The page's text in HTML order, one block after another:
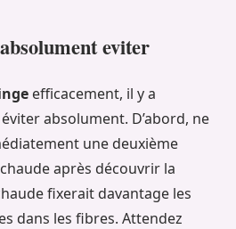
eviter
efficacement, il y a
absolument. D’abord, ne
une deuxième
chaude après découvrir la
fixerait davantage les
dans les fibres. Attendez